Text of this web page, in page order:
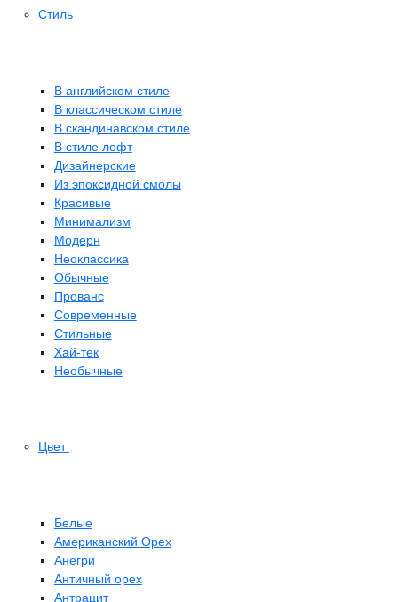
Стиль
В английском стиле
В классическом стиле
В скандинавском стиле
В стиле лофт
Дизайнерские
Из эпоксидной смолы
Красивые
Минимализм
Модерн
Неоклассика
Обычные
Прованс
Современные
Стильные
Хай-тек
Необычные
Цвет
Белые
Американский Орех
Анегри
Античный орех
Антрацит